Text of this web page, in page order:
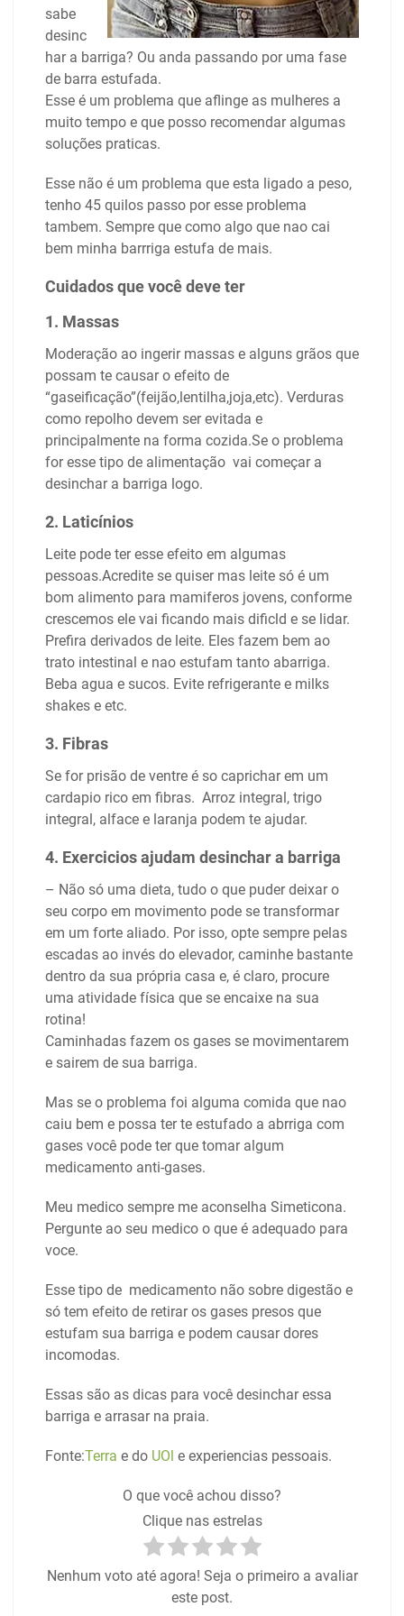
sabe
desinc
har a barriga? Ou anda passando por uma fase
de barra estufada.
Esse é um problema que aflinge as mulheres a
muito tempo e que posso recomendar algumas
soluções praticas.
Esse não é um problema que esta ligado a peso,
tenho 45 quilos passo por esse problema
tambem. Sempre que como algo que nao cai
bem minha barrriga estufa de mais.
Cuidados que você deve ter
1. Massas
Moderação ao ingerir massas e alguns grãos que
possam te causar o efeito de
“gaseificação”(feijão,lentilha,joja,etc). Verduras
como repolho devem ser evitada e
principalmente na forma cozida.Se o problema
for esse tipo de alimentação vai começar a
desinchar a barriga logo.
2. Laticínios
Leite pode ter esse efeito em algumas
pessoas.Acredite se quiser mas leite só é um
bom alimento para mamiferos jovens, conforme
crescemos ele vai ficando mais dificld e se lidar.
Prefira derivados de leite. Eles fazem bem ao
trato intestinal e nao estufam tanto abarriga.
Beba agua e sucos. Evite refrigerante e milks
shakes e etc.
3. Fibras
Se for prisão de ventre é so caprichar em um
cardapio rico em fibras. Arroz integral, trigo
integral, alface e laranja podem te ajudar.
4. Exercicios ajudam desinchar a barriga
– Não só uma dieta, tudo o que puder deixar o
seu corpo em movimento pode se transformar
em um forte aliado. Por isso, opte sempre pelas
escadas ao invés do elevador, caminhe bastante
dentro da sua própria casa e, é claro, procure
uma atividade física que se encaixe na sua
rotina!
Caminhadas fazem os gases se movimentarem
e sairem de sua barriga.
Mas se o problema foi alguma comida que nao
caiu bem e possa ter te estufado a abrriga com
gases você pode ter que tomar algum
medicamento anti-gases.
Meu medico sempre me aconselha Simeticona.
Pergunte ao seu medico o que é adequado para
voce.
Esse tipo de medicamento não sobre digestão e
só tem efeito de retirar os gases presos que
estufam sua barriga e podem causar dores
incomodas.
Essas são as dicas para você desinchar essa
barriga e arrasar na praia.
Fonte:Terra e do UOl e experiencias pessoais.
O que você achou disso?
Clique nas estrelas
Nenhum voto até agora! Seja o primeiro a avaliar
este post.